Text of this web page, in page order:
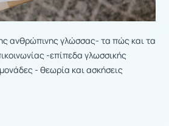
ανθρώπινης γλώσσας- τα πώς και τα
-επίπεδα γλωσσικής
- θεωρία και ασκήσεις